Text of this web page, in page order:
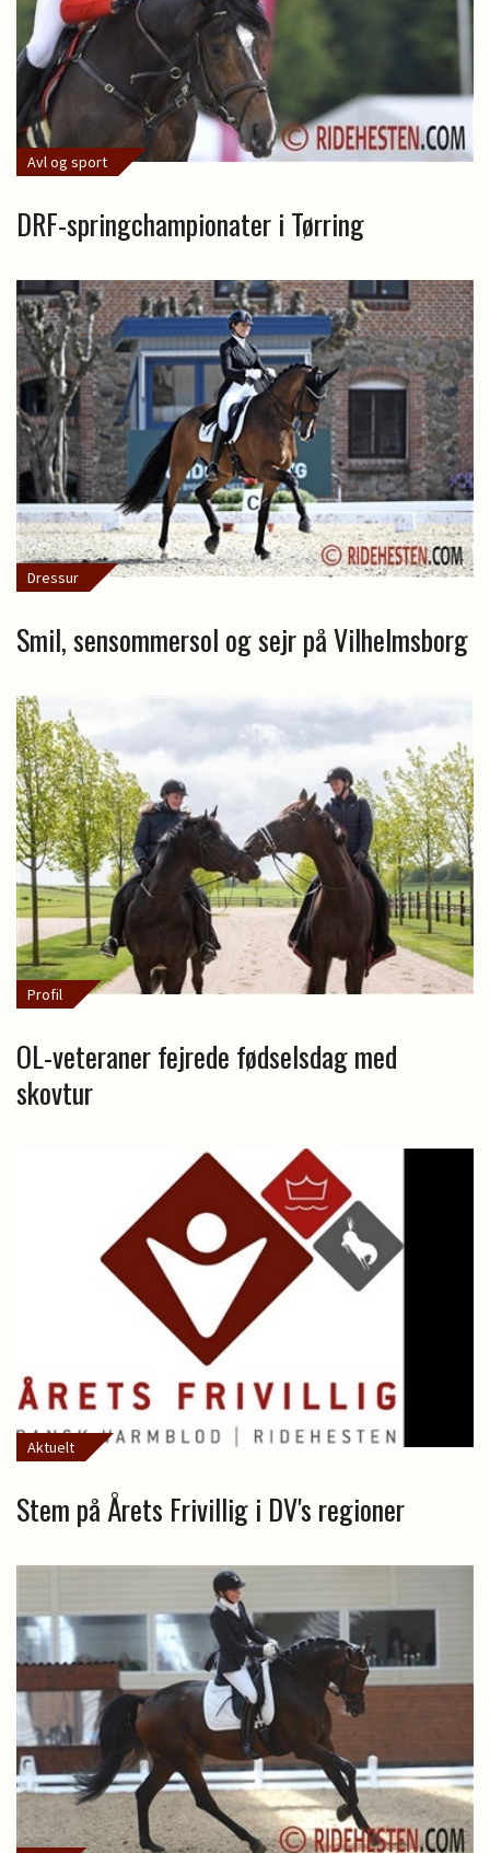
Avl og sport
DRF-springchampionater i Tørring
Dressur
Smil, sensommersol og sejr på Vilhelmsborg
Profil
OL-veteraner fejrede fødselsdag med
skovtur
Aktuelt
Stem på Årets Frivillig i DV's regioner